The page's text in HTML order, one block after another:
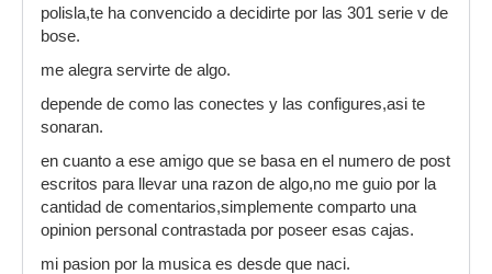
polisla,te ha convencido a decidirte por las 301 serie v de
bose.
me alegra servirte de algo.
depende de como las conectes y las configures,asi te
sonaran.
en cuanto a ese amigo que se basa en el numero de post
escritos para llevar una razon de algo,no me guio por la
cantidad de comentarios,simplemente comparto una
opinion personal contrastada por poseer esas cajas.
mi pasion por la musica es desde que naci.